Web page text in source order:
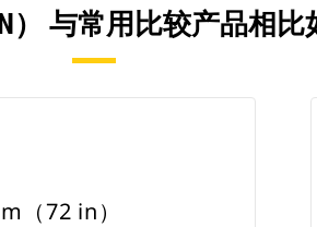
） 与常用比较产品相比
（72 in）